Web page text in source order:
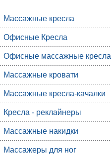
Массажные кресла
Офисные Кресла
Офисные массажные кресла
Массажные кровати
Массажные кресла-качалки
Кресла - реклайнеры
Массажные накидки
Массажеры для ног